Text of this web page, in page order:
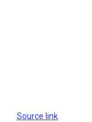
Source link